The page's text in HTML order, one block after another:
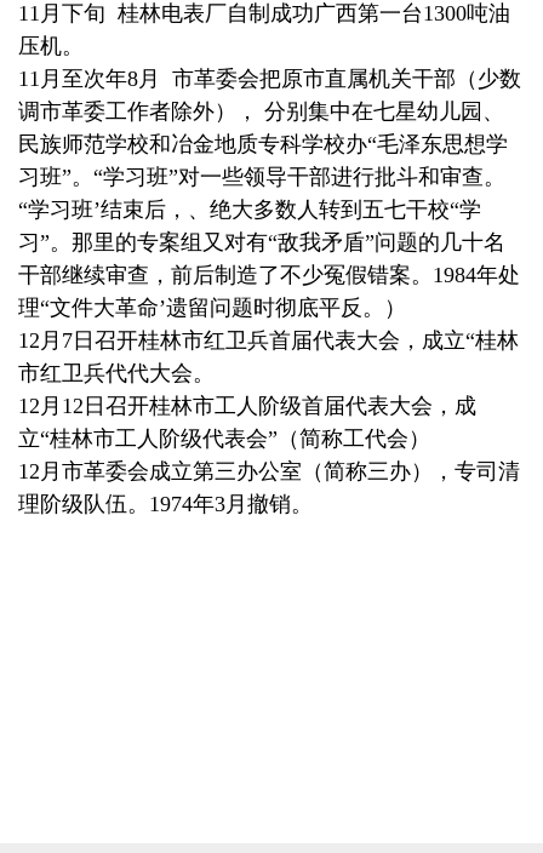
11月下旬 桂林电表厂自制成功广西第一台1300吨油
压机。
11月至次年8月 市革委会把原市直属机关干部（少数
调市革委工作者除外）， 分别集中在七星幼儿园、
民族师范学校和冶金地质专科学校办“毛泽东思想学
习班”。“学习班”对一些领导干部进行批斗和审查。
“学习班’结束后，、绝大多数人转到五七干校“学
习”。那里的专案组又对有“敌我矛盾”问题的几十名
干部继续审查，前后制造了不少冤假错案。1984年处
理“文件大革命’遗留问题时彻底平反。）
12月7日召开桂林市红卫兵首届代表大会，成立“桂林
市红卫兵代代大会。
12月12日召开桂林市工人阶级首届代表大会，成
立“桂林市工人阶级代表会”（简称工代会）
12月市革委会成立第三办公室（简称三办），专司清
理阶级队伍。1974年3月撤销。